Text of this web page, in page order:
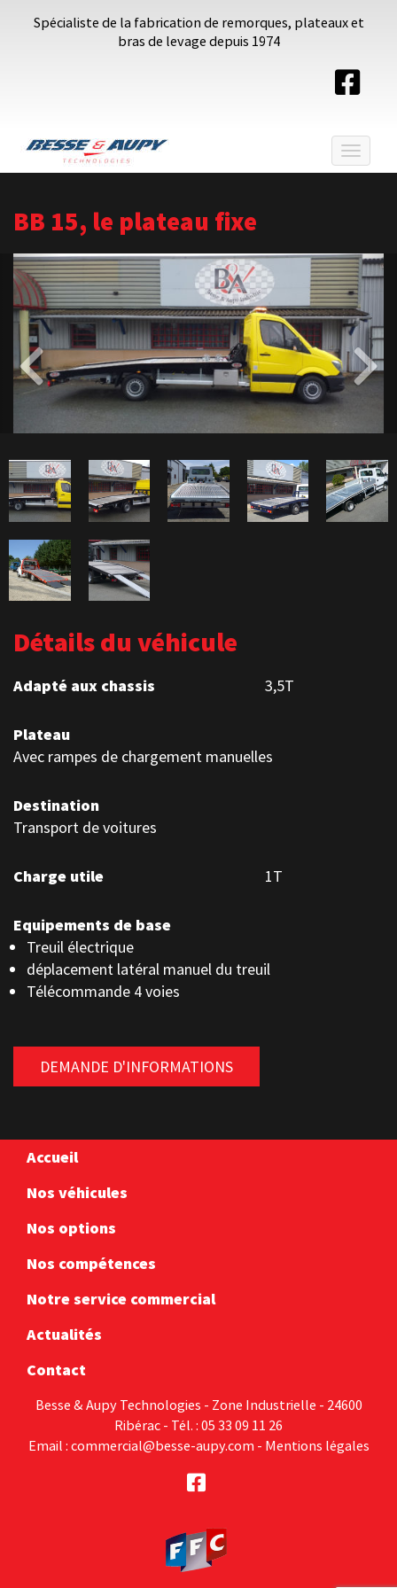
Spécialiste de la fabrication de remorques, plateaux et
bras de levage depuis 1974
Toggle
BB 15, le plateau fixe
Détails du véhicule
Adapté aux chassis 3,5T
Plateau
Avec rampes de chargement manuelles
Destination
Transport de voitures
Charge utile 1T
Equipements de base
Treuil électrique
déplacement latéral manuel du treuil
Télécommande 4 voies
DEMANDE D'INFORMATIONS
Accueil
Nos véhicules
Nos options
Nos compétences
Notre service commercial
Actualités
Contact
Besse & Aupy Technologies - Zone Industrielle - 24600
Ribérac - Tél. : 05 33 09 11 26
Email : commercial@besse-aupy.com - Mentions légales